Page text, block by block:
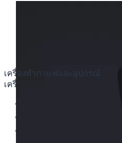
เครื่องทำกาแฟและอุปกรณ์
เครื่องทำกาแฟและอุปกรณ์